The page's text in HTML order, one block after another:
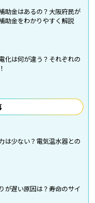
助金はあるの？大阪府民が
助金をわかりやすく解説
化は何が違う？それぞれの
は少ない？電気温水器との
が遅い原因は？寿命のサイ